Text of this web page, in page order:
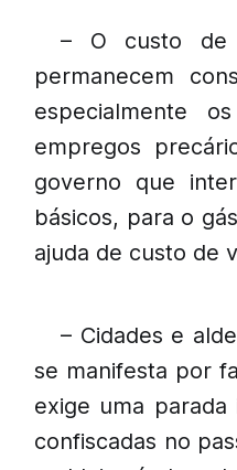
– O custo de
permanecem
especialmente
empregos
governo que
básicos, para o
ajuda de custo de
– Cidades e
se manifesta por
exige uma
confiscadas no